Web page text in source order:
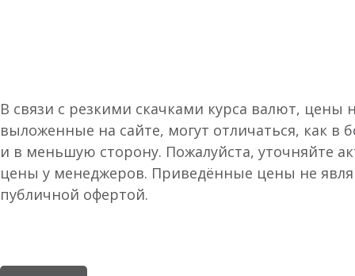
В связи с резкими скачками курса валют, цены
выложенные на сайте, могут отличаться, как в
и в меньшую сторону. Пожалуйста, уточняйте
цены у менеджеров. Приведённые цены не
публичной офертой.